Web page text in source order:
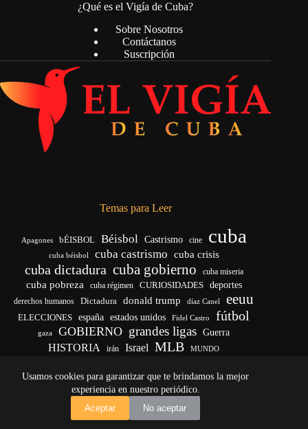
Usamos cookies para garantizar que te brindamos la mejor
experiencia en nuestro periódico.
Aceptar
No aceptar
¿Qué es el Vigía de Cuba?
Sobre Nosotros
Contáctanos
Suscripción
Temas para Leer
Apagones bÉISBOL Béisbol Castrismo cine cuba
cuba béisbol cuba castrismo cuba crisis
cuba dictadura cuba gobierno cuba miseria
cuba pobreza cuba régimen CURIOSIDADES deportes
derechos humanos Dictadura donald trump díaz Canel eeuu
ELECCIONES españa estados unidos Fidel Castro fútbol
gaza GOBIERNO grandes ligas Guerra
HISTORIA irán Israel MLB MUNDO
Rusia
régimen cubano Trump Ucrania venezuela vida yankees
Copyright © 2026 - El Vigía de Cuba
Desarrollo, mantenimiento web y SEO por